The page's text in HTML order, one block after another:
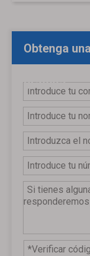
Obtenga
gratuita